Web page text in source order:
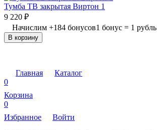
Тумба ТВ закрытая Виртон 1
9 220 ₽
Начислим +184 бонусов1 бонус = 1 рубль
В корзину
Главная
Каталог
0
Корзина
0
Избранное
Войти